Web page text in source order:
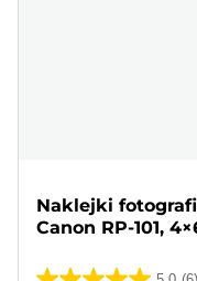
Naklejki
Canon RP-101,